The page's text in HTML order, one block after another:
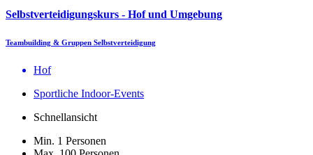
Selbstverteidigungskurs - Hof und Umgebung
Teambuilding & Gruppen Selbstverteidigung
Hof
Sportliche Indoor-Events
Schnellansicht
Min. 1 Personen